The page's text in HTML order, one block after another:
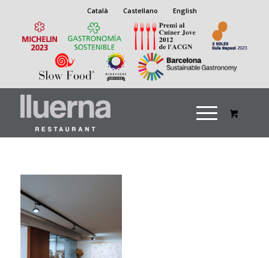
Català Castellano English